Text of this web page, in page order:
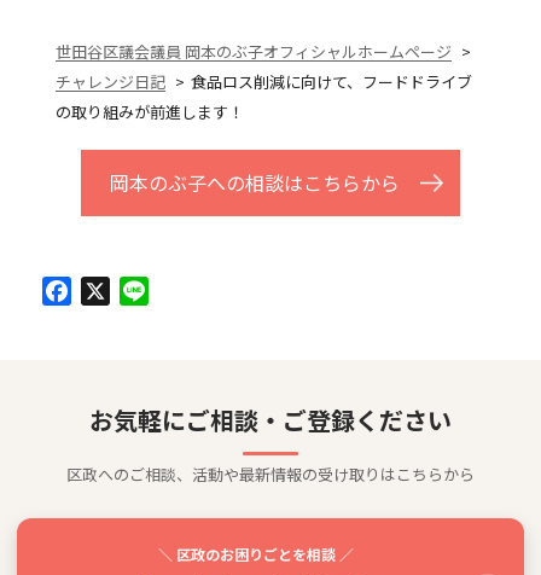
世田谷区議会議員 岡本のぶ子オフィシャルホームページ
チャレンジ日記
食品ロス削減に向けて、フードドライブ
の取り組みが前進します！
岡本のぶ子への相談はこちらから
Facebook
お気軽にご相談・ご登録ください
区政へのご相談、活動や最新情報の受け取りはこちらから
＼ 区政のお困りごとを相談 ／